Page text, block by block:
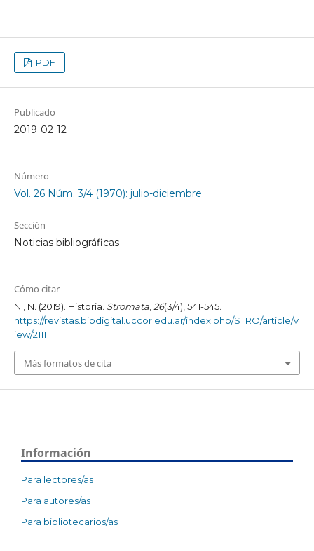
PDF
Publicado
2019-02-12
Número
Vol. 26 Núm. 3/4 (1970): julio-diciembre
Sección
Noticias bibliográficas
Cómo citar
N., N. (2019). Historia. Stromata,26(3/4), 541-545.
https://revistas.bibdigital.uccor.edu.ar/index.php/STRO/article/v
iew/2111
Más formatos de cita
Información
Para lectores/as
Para autores/as
Para bibliotecarios/as